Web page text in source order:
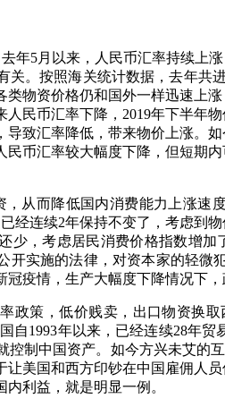
年5月以来，人民币汇率持续上
关。按照海关统计数据，去年共
物资价格仍和国外一样迅速上
民币汇率下降，2019年下半年
致汇率降低，带来物价上涨。
币汇率较大幅度下降，但短期
从而降低国内消费能力上涨速
经连续2年保持不变了，考虑到
少，考虑居民消费价格指数增
开实施的法律，对资本家的轻
疫情，生产大幅度下降情况下
政策，低价贱卖，出口物资换
自1993年以来，已经连续28年
制中国资产。如今方兴未艾的
美国和西方印钞在中国雇佣人
利益，就是明显一例。